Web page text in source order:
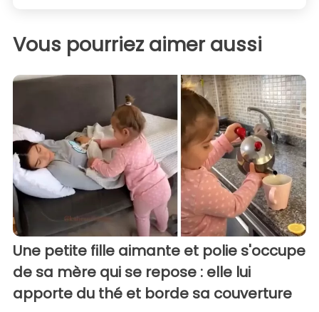
Vous pourriez aimer aussi
Une petite fille aimante et polie s'occupe
de sa mère qui se repose : elle lui
apporte du thé et borde sa couverture